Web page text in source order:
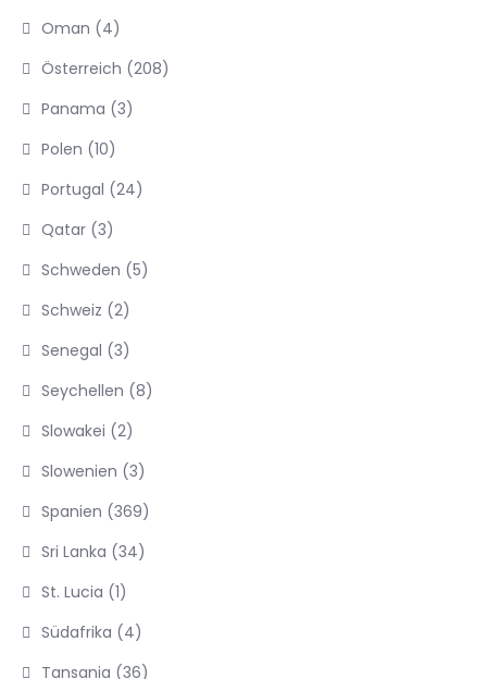
Oman (4)
Österreich (208)
Panama (3)
Polen (10)
Portugal (24)
Qatar (3)
Schweden (5)
Schweiz (2)
Senegal (3)
Seychellen (8)
Slowakei (2)
Slowenien (3)
Spanien (369)
Sri Lanka (34)
St. Lucia (1)
Südafrika (4)
Tansania (36)